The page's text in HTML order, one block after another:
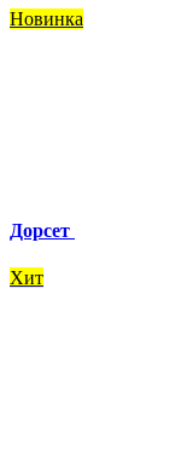
Новинка
Дорсет
Хит